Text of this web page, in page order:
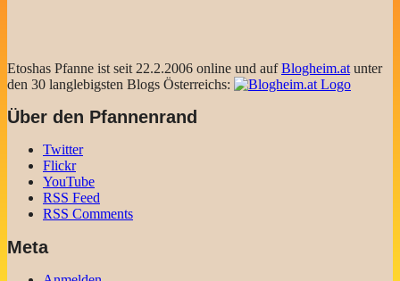
Etoshas Pfanne ist seit 22.2.2006 online und aufBlogheim.at unter
den 30 langlebigsten Blogs Österreichs:
Über den Pfannenrand
Twitter
Flickr
YouTube
RSS Feed
RSS Comments
Meta